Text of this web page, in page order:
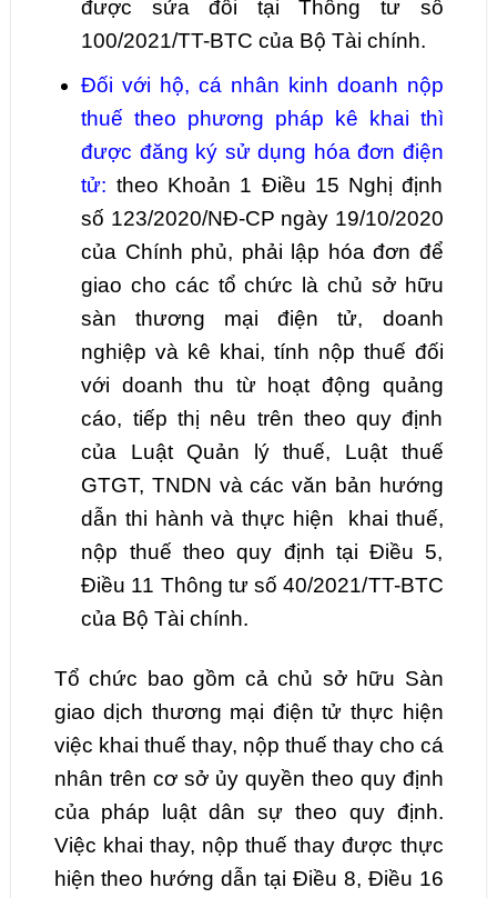
được sửa đổi tại Thông tư số
100/2021/TT-BTC của Bộ Tài chính.
Đối với hộ, cá nhân kinh doanh nộp
thuế theo phương pháp kê khai thì
được đăng ký sử dụng hóa đơn điện
tử: theo Khoản 1 Điều 15 Nghị định
số 123/2020/NĐ-CP ngày 19/10/2020
của Chính phủ, phải lập hóa đơn để
giao cho các tổ chức là chủ sở hữu
sàn thương mại điện tử, doanh
nghiệp và kê khai, tính nộp thuế đối
với doanh thu từ hoạt động quảng
cáo, tiếp thị nêu trên theo quy định
của Luật Quản lý thuế, Luật thuế
GTGT, TNDN và các văn bản hướng
dẫn thi hành và thực hiện khai thuế,
nộp thuế theo quy định tại Điều 5,
Điều 11 Thông tư số 40/2021/TT-BTC
của Bộ Tài chính.
Tổ chức bao gồm cả chủ sở hữu Sàn
giao dịch thương mại điện tử thực hiện
việc khai thuế thay, nộp thuế thay cho cá
nhân trên cơ sở ủy quyền theo quy định
của pháp luật dân sự theo quy định.
Việc khai thay, nộp thuế thay được thực
hiện theo hướng dẫn tại Điều 8, Điều 16